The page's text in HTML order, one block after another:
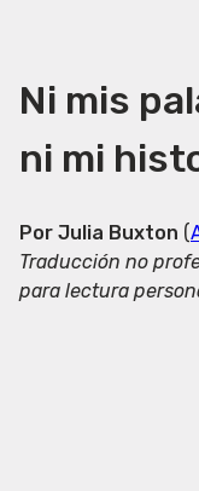
Ni mis
ni mi
Por Julia Buxton (
Traducción no
para lectura